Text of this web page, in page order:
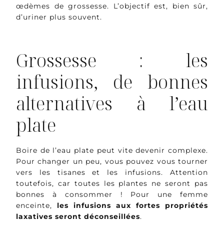
œdèmes de grossesse. L’objectif est, bien sûr,
d’uriner plus souvent.
Grossesse : les
infusions, de bonnes
alternatives à l’eau
plate
Boire de l’eau plate peut vite devenir complexe.
Pour changer un peu, vous pouvez vous tourner
vers les tisanes et les infusions. Attention
toutefois, car toutes les plantes ne seront pas
bonnes à consommer ! Pour une femme
enceinte, les infusions aux fortes propriétés
laxatives seront déconseillées.